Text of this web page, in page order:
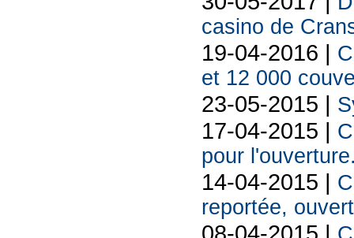
casino de
19-04-2016 |
et 12 000
23-05-2015 |
17-04-2015 |
pour
14-04-2015 |
reportée,